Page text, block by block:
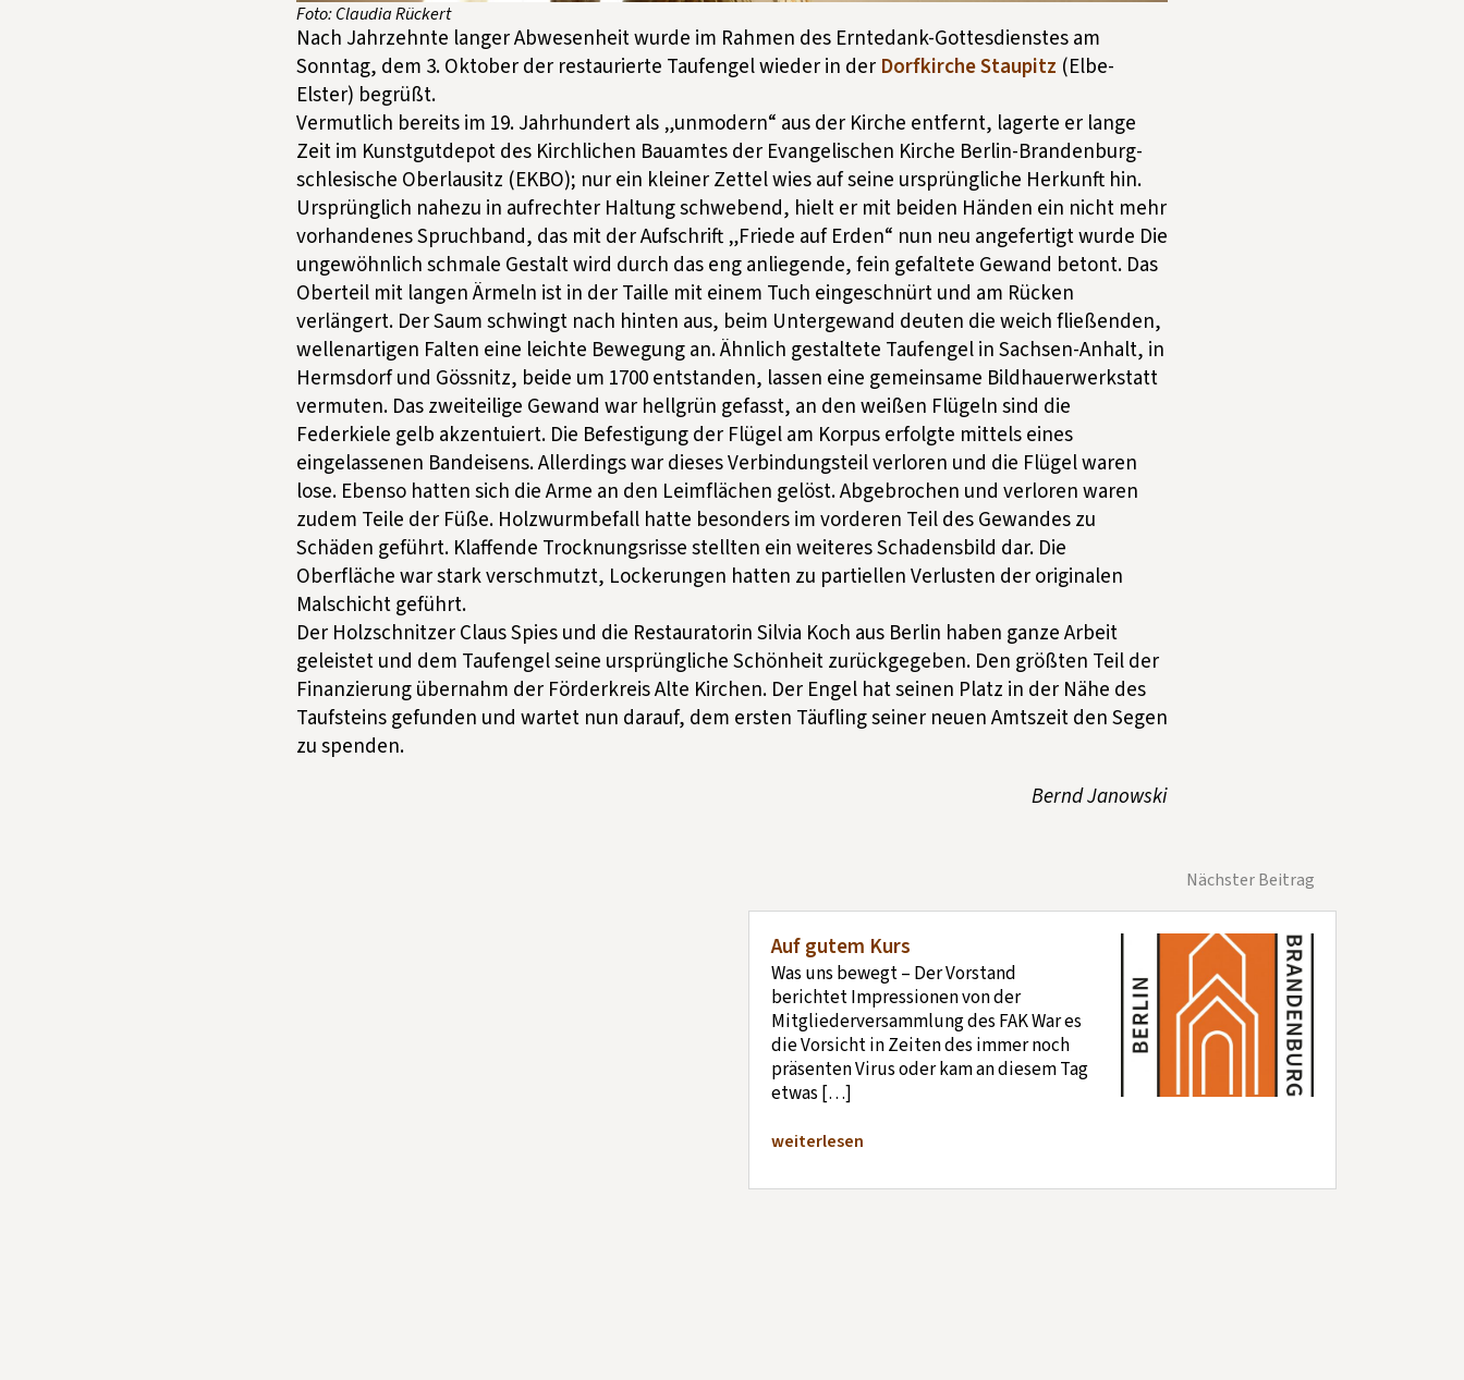
Foto: Claudia Rückert
Nach Jahrzehnte langer Abwesenheit wurde im Rahmen des Erntedank-Gottesdienstes am
Sonntag, dem 3. Oktober der restaurierte Taufengel wieder in der Dorfkirche Staupitz (Elbe-
Elster) begrüßt.
Vermutlich bereits im 19. Jahrhundert als „unmodern“ aus der Kirche entfernt, lagerte er lange
Zeit im Kunstgutdepot des Kirchlichen Bauamtes der Evangelischen Kirche Berlin-Brandenburg-
schlesische Oberlausitz (EKBO); nur ein kleiner Zettel wies auf seine ursprüngliche Herkunft hin.
Ursprünglich nahezu in aufrechter Haltung schwebend, hielt er mit beiden Händen ein nicht mehr
vorhandenes Spruchband, das mit der Aufschrift „Friede auf Erden“ nun neu angefertigt wurde Die
ungewöhnlich schmale Gestalt wird durch das eng anliegende, fein gefaltete Gewand betont. Das
Oberteil mit langen Ärmeln ist in der Taille mit einem Tuch eingeschnürt und am Rücken
verlängert. Der Saum schwingt nach hinten aus, beim Untergewand deuten die weich fließenden,
wellenartigen Falten eine leichte Bewegung an. Ähnlich gestaltete Taufengel in Sachsen-Anhalt, in
Hermsdorf und Gössnitz, beide um 1700 entstanden, lassen eine gemeinsame Bildhauerwerkstatt
vermuten. Das zweiteilige Gewand war hellgrün gefasst, an den weißen Flügeln sind die
Federkiele gelb akzentuiert. Die Befestigung der Flügel am Korpus erfolgte mittels eines
eingelassenen Bandeisens. Allerdings war dieses Verbindungsteil verloren und die Flügel waren
lose. Ebenso hatten sich die Arme an den Leimflächen gelöst. Abgebrochen und verloren waren
zudem Teile der Füße. Holzwurmbefall hatte besonders im vorderen Teil des Gewandes zu
Schäden geführt. Klaffende Trocknungsrisse stellten ein weiteres Schadensbild dar. Die
Oberfläche war stark verschmutzt, Lockerungen hatten zu partiellen Verlusten der originalen
Malschicht geführt.
Der Holzschnitzer Claus Spies und die Restauratorin Silvia Koch aus Berlin haben ganze Arbeit
geleistet und dem Taufengel seine ursprüngliche Schönheit zurückgegeben. Den größten Teil der
Finanzierung übernahm der Förderkreis Alte Kirchen. Der Engel hat seinen Platz in der Nähe des
Taufsteins gefunden und wartet nun darauf, dem ersten Täufling seiner neuen Amtszeit den Segen
zu spenden.
Bernd Janowski
Nächster Beitrag
Auf gutem Kurs
Was uns bewegt – Der Vorstand
berichtet Impressionen von der
Mitgliederversammlung des FAK War es
die Vorsicht in Zeiten des immer noch
präsenten Virus oder kam an diesem Tag
etwas […]
weiterlesen